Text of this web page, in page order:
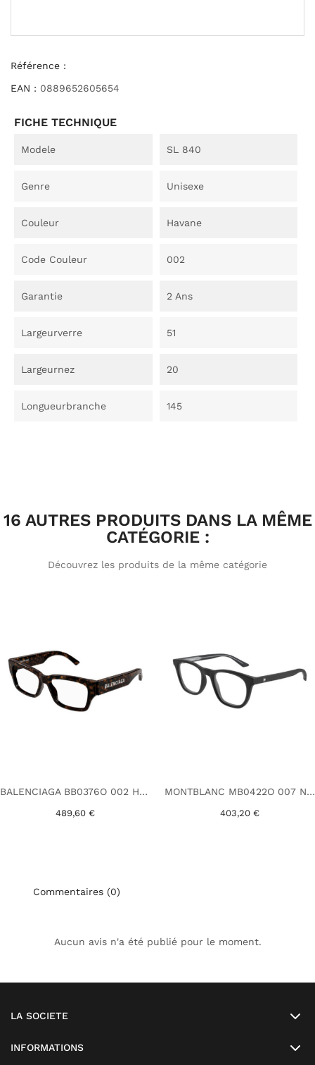
Référence :
EAN : 0889652605654
FICHE TECHNIQUE
Modele SL 840
Genre Unisexe
Couleur Havane
Code Couleur 002
Garantie 2 Ans
Largeurverre 51
Largeurnez 20
Longueurbranche 145
16 AUTRES PRODUITS DANS LA MÊME
CATÉGORIE :
Découvrez les produits de la même catégorie
BALENCIAGA BB0376O 002 HAVANE
489,60 €
MONTBLANC MB0422O 007 NOIR
403,20 €
Commentaires (0)
Aucun avis n'a été publié pour le moment.
LA SOCIETE
INFORMATIONS